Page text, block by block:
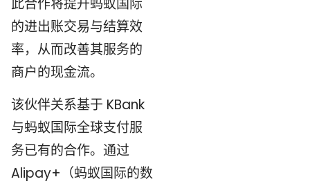
此合作将提升蚂蚁国际
的进出账交易与结算效
率，从而改善其服务的
商户的现金流。
该伙伴关系基于 KBank
与蚂蚁国际全球支付服
务已有的合作。通过
Alipay+（蚂蚁国际的数